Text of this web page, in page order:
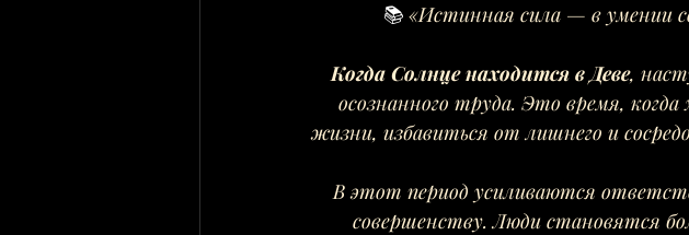
📚 «Истинная сила — в умении
Когда Солнце находится в Деве,
осознанного труда. Это время,
жизни, избавиться от лишнего и
В этот период усиливаются
совершенству. Люди становятся